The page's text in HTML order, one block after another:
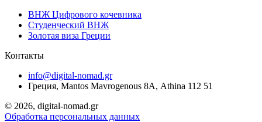
ВНЖ Цифрового кочевника
Студенческий ВНЖ
Золотая виза Греции
Контакты
info@digital-nomad.gr
Греция, Mantos Mavrogenous 8Α, Athina 112 51
© 2026, digital-nomad.gr
Обработка персональных данных